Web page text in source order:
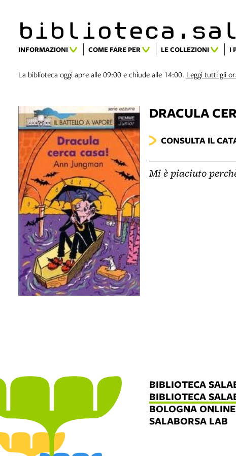
INFORMAZIONI COME FARE PER LE COLLEZIONI I
La biblioteca oggi apre alle 09:00 e chiude alle 14:00. Leggi tutti gli
DRACULA
CONSULTA IL
Mi è piaciuto
BIBLIOTECA
BIBLIOTECA
BOLOGNA ONLINE
SALABORSA LAB